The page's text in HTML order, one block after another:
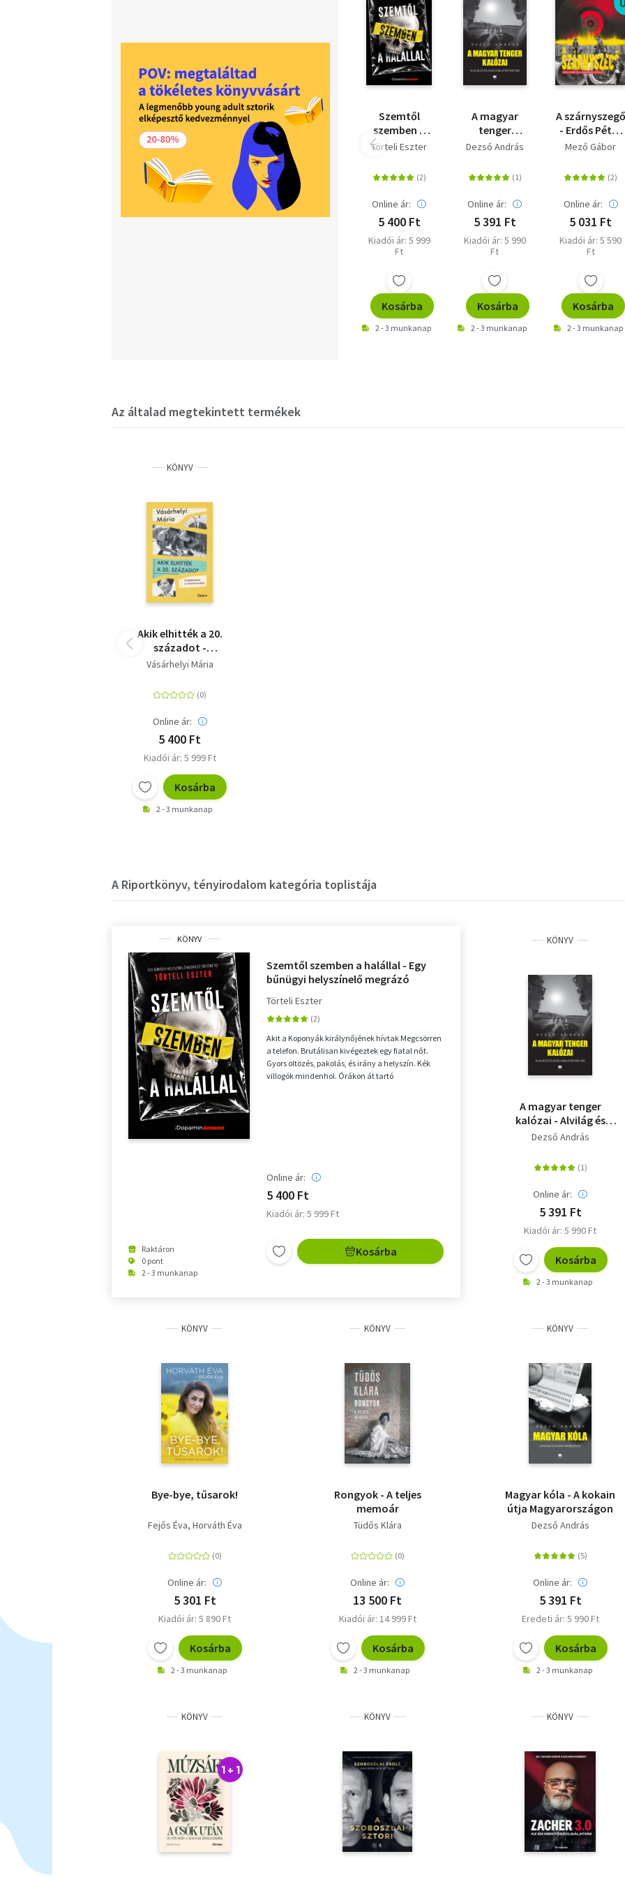
történelmünk és mindennapjaink ellentmondásossága: végzetes
tévedések és fájdalmas felismerések, meggyőződések és
csalódások örök körforgása.
Szemtől
szemben a
halállal - Egy
helyszínelő
megrázó
történetei
Törteli Eszter
Online ár:
5 400 Ft
Kiadói ár: 5 999
Ft
Kosárba
2 - 3 munkanap
A magyar
tenger
kalózai -
felvilág a
Balaton
partján
Dezső András
Online ár:
5 391 Ft
Kiadói ár: 5 990
Ft
Kosárba
2 - 3 munkanap
A szárnyszegő
- Erdős Péter
és a
vándorai
Mező Gábor
Online ár:
5 031 Ft
Kiadói ár: 5 590
Ft
Kosárba
2 - 3 munkanap
Az általad megtekintett termékek
KÖNYV
Akik elhitték a 20.
századot -
Családtörténet az
Vásárhelyi Mária
Online ár:
5 400 Ft
Kiadói ár: 5 999 Ft
Kosárba
2 - 3 munkanap
A Riportkönyv, tényirodalom kategória toplistája
KÖNYV
Raktáron
0 pont
2 - 3 munkanap
Szemtől szemben a halállal - Egy
bűnügyi helyszínelő megrázó
Törteli Eszter
Akit a Koponyák királynőjének hívtak Megcsörren
a telefon. Brutálisan kivégeztek egy fiatal nőt.
Gyors öltözés, pakolás, és irány a helyszín. Kék
villogók mindenhol. Órákon át tartó
Online ár:
5 400 Ft
Kiadói ár: 5 999 Ft
Kosárba
KÖNYV
A magyar tenger
kalózai - Alvilág és
felvilág a Balaton
Dezső András
Online ár:
5 391 Ft
Kiadói ár: 5 990 Ft
Kosárba
2 - 3 munkanap
KÖNYV
Bye-bye, tűsarok!
Fejős Éva Horváth Éva
Online ár:
5 301 Ft
Kiadói ár: 5 890 Ft
Kosárba
2 - 3 munkanap
KÖNYV
Rongyok - A teljes
memoár
Tüdős Klára
Online ár:
13 500 Ft
Kiadói ár: 14 999 Ft
Kosárba
2 - 3 munkanap
KÖNYV
Magyar kóla - A kokain
útja Magyarországon
Dezső András
Online ár:
5 391 Ft
Eredeti ár: 5 990 Ft
Kosárba
2 - 3 munkanap
KÖNYV
1 + 1
KÖNYV KÖNYV